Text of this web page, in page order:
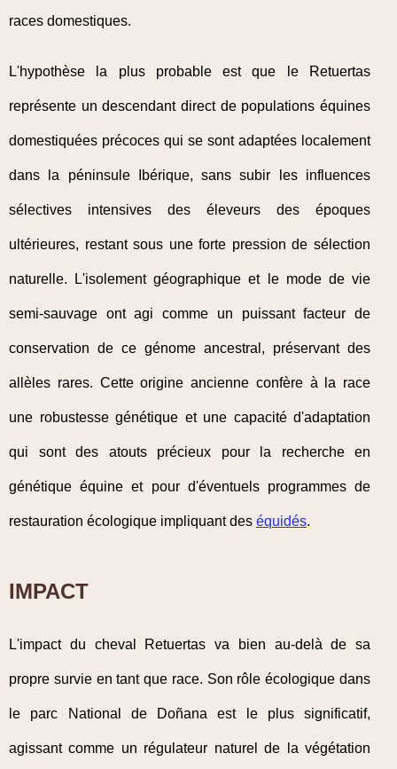
races domestiques.
L'hypothèse la plus probable est que le Retuertas
représente un descendant direct de populations équines
domestiquées précoces qui se sont adaptées localement
dans la péninsule Ibérique, sans subir les influences
sélectives intensives des éleveurs des époques
ultérieures, restant sous une forte pression de sélection
naturelle. L'isolement géographique et le mode de vie
semi-sauvage ont agi comme un puissant facteur de
conservation de ce génome ancestral, préservant des
allèles rares. Cette origine ancienne confère à la race
une robustesse génétique et une capacité d'adaptation
qui sont des atouts précieux pour la recherche en
génétique équine et pour d'éventuels programmes de
restauration écologique impliquant des équidés.
IMPACT
L'impact du cheval Retuertas va bien au-delà de sa
propre survie en tant que race. Son rôle écologique dans
le parc National de Doñana est le plus significatif,
agissant comme un régulateur naturel de la végétation